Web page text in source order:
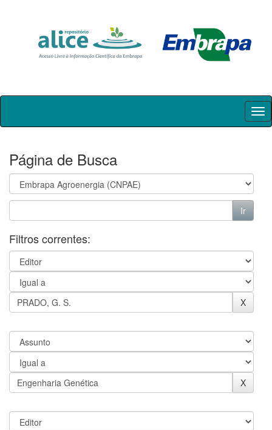
Skip
Página de Busca
Filtros correntes: